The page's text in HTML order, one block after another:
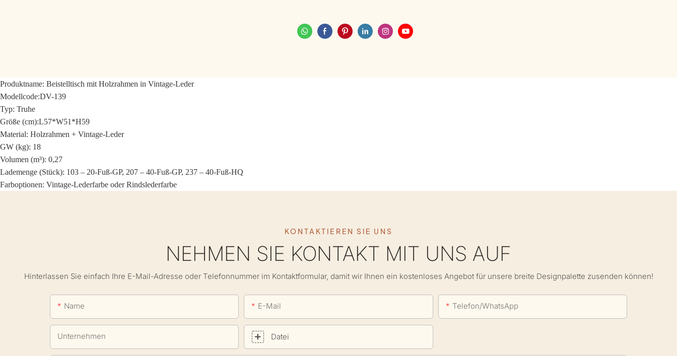
Produktname: Beistelltisch mit Holzrahmen in Vintage-Leder
Modellcode:DV-139
Typ: Truhe
Größe (cm):L57*W51*H59
Material: Holzrahmen + Vintage-Leder
GW (kg): 18
Volumen (m³): 0,27
Lademenge (Stück): 103 – 20-Fuß-GP, 207 – 40-Fuß-GP, 237 – 40-Fuß-HQ
Farboptionen: Vintage-Lederfarbe oder Rindslederfarbe
KONTAKTIEREN SIE UNS
NEHMEN SIE KONTAKT MIT UNS AUF
Hinterlassen Sie einfach Ihre E-Mail-Adresse oder Telefonnummer im Kontaktformular, damit wir Ihnen ein kostenloses Angebot für unsere breite Designpalette zusenden können!
Name E-Mail Telefon/WhatsApp
Unternehmen Datei